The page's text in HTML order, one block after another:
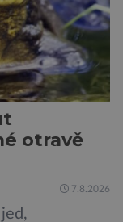
otravě
7.8.2026